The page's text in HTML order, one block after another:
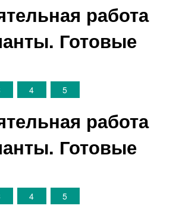
работа
Готовые
4 5
работа
Готовые
4 5